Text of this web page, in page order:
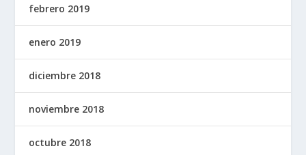
febrero 2019
enero 2019
diciembre 2018
noviembre 2018
octubre 2018